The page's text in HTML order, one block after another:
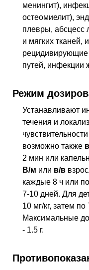
менингит),
остеомиелит),
плевры, абсцесс
и мягких тканей,
путей, инфекции
Режим
Устанавливают
течения и
возможно также
2 мин или
В/м или в/в
каждые 8 ч или
7-10 дней. Для
10 мг/кг, затем
Максимальные
- 1.5 г.